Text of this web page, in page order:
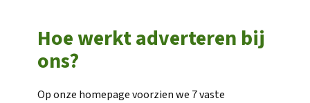
Hoe werkt adverteren bij
ons?
Op onze homepage voorzien we 7 vaste